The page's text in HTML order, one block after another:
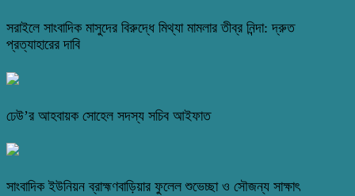
সরাইলে সাংবাদিক মাসুদের বিরুদ্ধে মিথ্যা মামলার তীব্র নিন্দা: দ্রুত
প্রত্যাহারের দাবি
ঢেউ’র আহবায়ক সোহেল সদস্য সচিব আইফাত
সাংবাদিক ইউনিয়ন ব্রাহ্মণবাড়িয়ার ফুলেল শুভেচ্ছা ও সৌজন্য সাক্ষাৎ